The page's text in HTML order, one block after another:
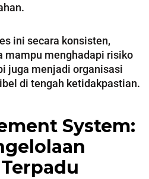
ini secara konsisten,
mampu menghadapi risiko
juga menjadi organisasi
di tengah ketidakpastian.
System: